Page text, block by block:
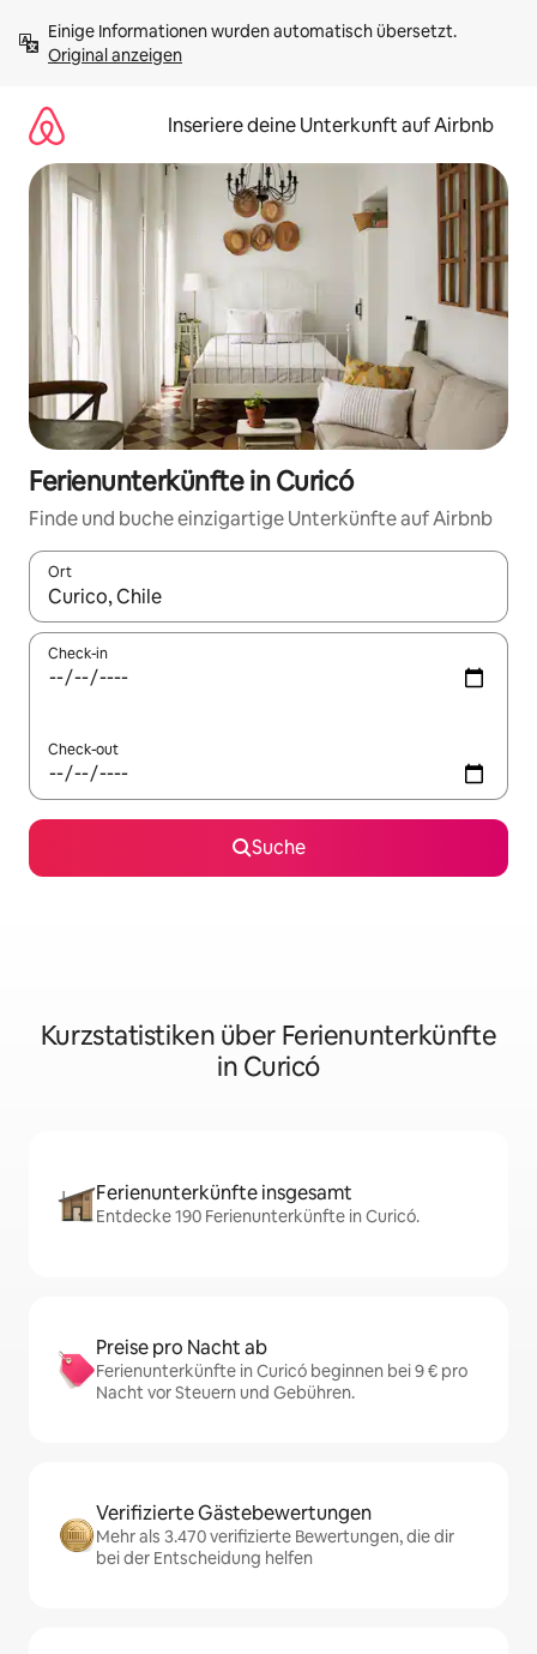
Inhalten
springenOriginal anzeigen
Inseriere deine Unterkunft auf Airbnb
Ferienunterkünfte in Curicó
Finde und buche einzigartige Unterkünfte auf Airbnb
Ort
Wenn Ergebnisse verfügbar sind, navigiere mit den
Check-in
Check-out
Suche
Kurzstatistiken über Ferienunterkünfte
in Curicó
Ferienunterkünfte insgesamt
Entdecke 190 Ferienunterkünfte in Curicó.
Preise pro Nacht ab
Ferienunterkünfte in Curicó beginnen bei 9 € pro
Nacht vor Steuern und Gebühren.
Verifizierte Gästebewertungen
Mehr als 3.470 verifizierte Bewertungen, die dir
bei der Entscheidung helfen